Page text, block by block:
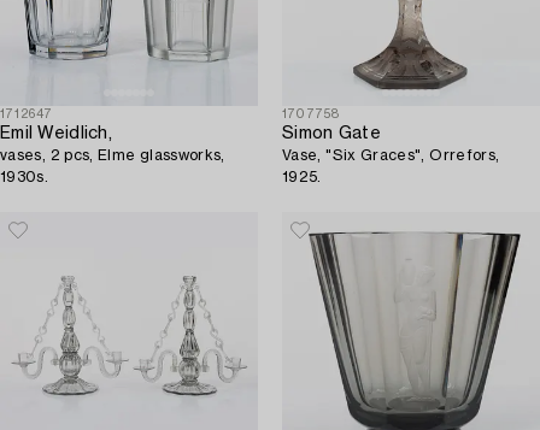
1712647
Emil Weidlich,
vases, 2 pcs, Elme glassworks,
1930s.
1707758
Simon Gate
Vase, "Six Graces", Orrefors,
1925.